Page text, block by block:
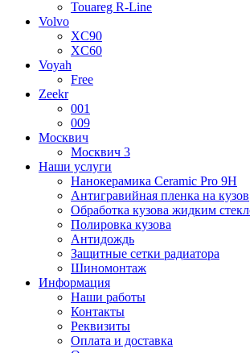
Touareg R-Line
Volvo
XC90
XC60
Voyah
Free
Zeekr
001
009
Москвич
Москвич 3
Наши услуги
Нанокерамика Ceramic Pro 9H
Антигравийная пленка на кузов
Обработка кузова жидким
Полировка кузова
Антидождь
Защитные сетки радиатора
Шиномонтаж
Информация
Наши работы
Контакты
Реквизиты
Оплата и доставка